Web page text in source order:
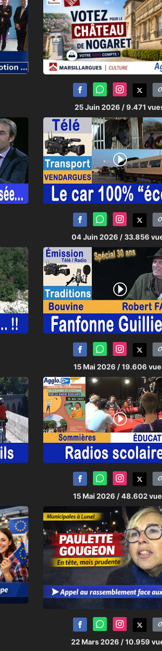
25 Juin 2026 / 9.471
04 Juin 2026 / 33.856
15 Mai 2026 / 19.606
15 Mai 2026 / 48.602
22 Mars 2026 / 10.959